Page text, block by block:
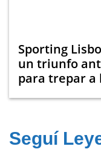
Sporting
un triunfo
para trepar a
Seguí